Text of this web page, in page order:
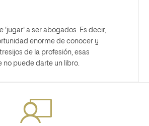
'jugar' a ser abogados. Es decir,
enorme de conocer y
de la profesión, esas
no puede darte un libro.